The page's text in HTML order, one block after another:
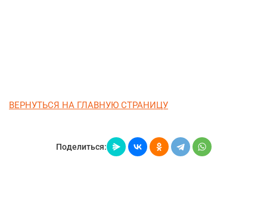
ВЕРНУТЬСЯ НА ГЛАВНУЮ СТРАНИЦУ
Поделиться: